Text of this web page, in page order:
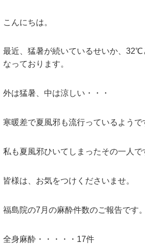
こんにちは。
最近、猛暑が続いているせいか、
なっております。
外は猛暑、中は涼しい・・・
寒暖差で夏風邪も流行っているようで
私も夏風邪ひいてしまったその一人で
皆様は、お気をつけくださいませ。
福島院の7月の麻酔件数のご報告です。
全身麻酔・・・・・17件